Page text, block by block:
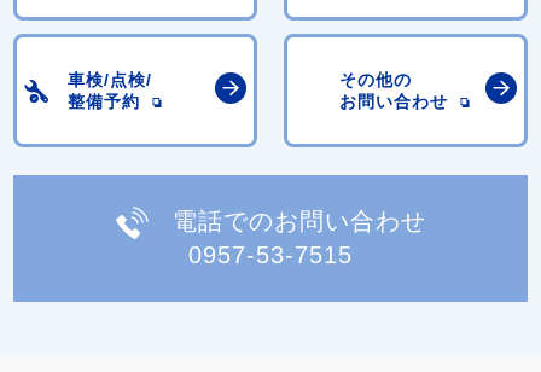
車検/点検/
整備予約
その他の
お問い合わせ
電話でのお問い合わせ
0957-53-7515